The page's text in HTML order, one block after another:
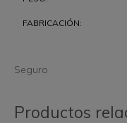
FABRICACIÓN:
Seguro
Productos